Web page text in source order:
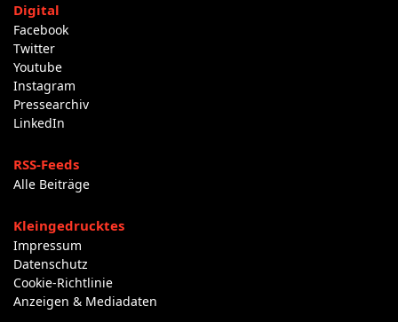
Digital
Facebook
Twitter
Youtube
Instagram
Pressearchiv
LinkedIn
RSS-Feeds
Alle Beiträge
Kleingedrucktes
Impressum
Datenschutz
Cookie-Richtlinie
Anzeigen & Mediadaten